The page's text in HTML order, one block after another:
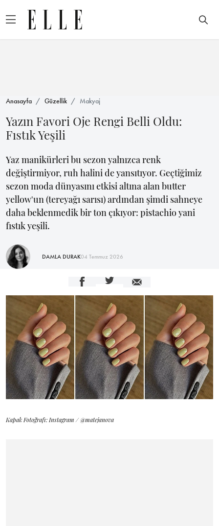
Anasayfa Güzellik Makyaj
Yazın Favori Oje Rengi Belli Oldu:
Fıstık Yeşili
Yaz manikürleri bu sezon yalnızca renk
değiştirmiyor, ruh halini de yansıtıyor. Geçtiğimiz
sezon moda dünyasını etkisi altına alan butter
yellow'un (tereyağı sarısı) ardından şimdi sahneye
daha beklenmedik bir ton çıkıyor: pistachio yani
fıstık yeşili.
DAMLA DURAK04 Temmuz 2026
Kapak Fotoğrafı: Instagram / @matejanova